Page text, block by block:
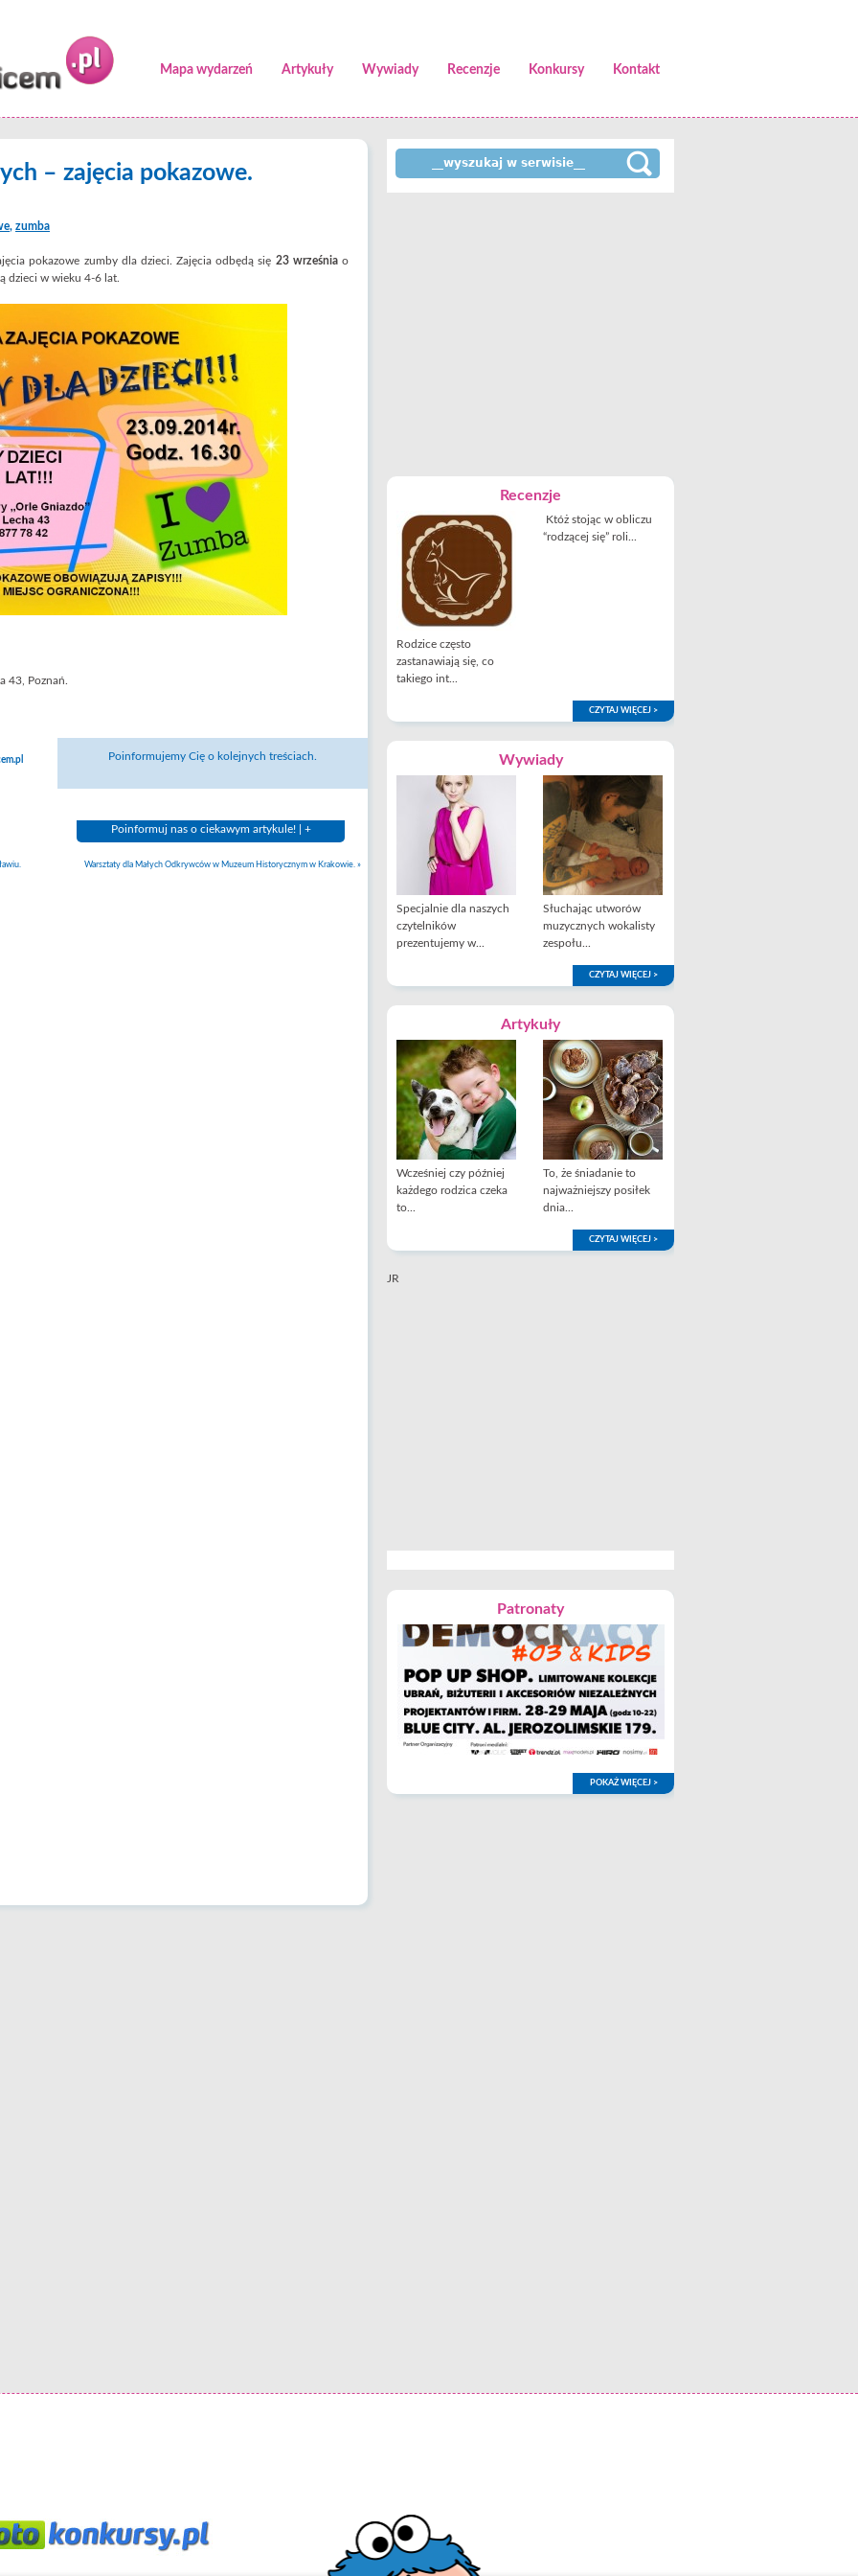
Mapa wydarzeń Artykuły Wywiady Recenzje Konkursy Kontakt
– zajęcia pokazowe.
, zumba
pokazowe zumby dla dzieci. Zajęcia odbędą się 23 wrześniao
dzieci w wieku 4-6 lat.
43, Poznań.
Poinformujemy Cię o kolejnych treściach.
Poinformuj nas o ciekawym artykule! | +
Warsztaty dla Małych Odkrywców w Muzeum Historycznym w Krakowie. »
Recenzje
Rodzice często
zastanawiają się, co
takiego int...
Któż stojąc w obliczu
“rodzącej się” roli...
CZYTAJ WIĘCEJ >
Wywiady
Specjalnie dla naszych
czytelników
prezentujemy w...
Słuchając utworów
muzycznych wokalisty
zespołu...
CZYTAJ WIĘCEJ >
Artykuły
Wcześniej czy później
każdego rodzica czeka
to...
To, że śniadanie to
najważniejszy posiłek
dnia...
CZYTAJ WIĘCEJ >
JR
Patronaty
POKAŻ WIĘCEJ >